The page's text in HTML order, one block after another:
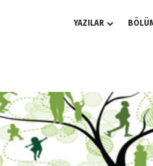
YAZILAR